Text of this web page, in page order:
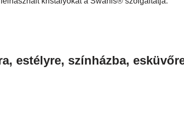
estélyre, színházba,